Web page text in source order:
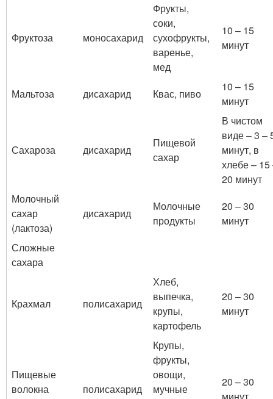
Фруктоза моносахарид
Фрукты,
соки,
сухофрукты,
варенье,
мед
10 – 15
минут
Мальтоза дисахарид Квас, пиво
10 – 15
минут
Сахароза дисахарид
Пищевой
сахар
В чистом
виде – 3 –
минут, в
хлебе – 15
20 минут
Молочный
сахар
(лактоза)
дисахарид
Молочные
продукты
20 – 30
минут
Сложные
сахара
Крахмал полисахарид
Хлеб,
выпечка,
крупы,
картофель
20 – 30
минут
Пищевые
волокна
полисахарид
Крупы,
фрукты,
овощи,
мучные
20 – 30
минут